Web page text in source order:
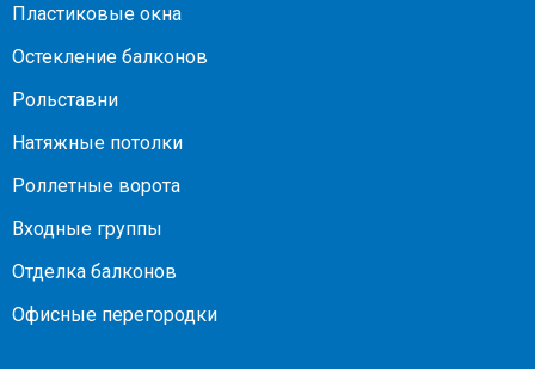
Пластиковые окна
Остекление балконов
Рольставни
Натяжные потолки
Роллетные ворота
Входные группы
Отделка балконов
Офисные перегородки